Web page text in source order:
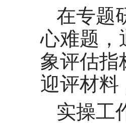
在专题
心难题，
象评估指
迎评材料
实操工